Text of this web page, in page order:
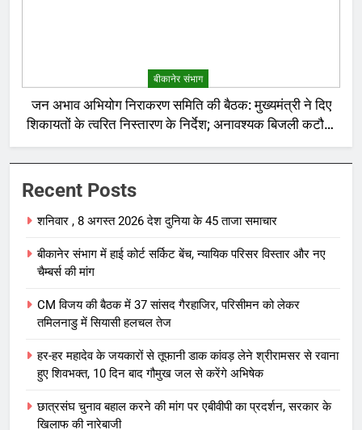
बीकानेर संभाग
जन अभाव अभियोग निराकरण समिति की बैठक: मुख्यमंत्री ने दिए
शिकायतों के त्वरित निस्तारण के निर्देश; अनावश्यक बिजली कटौती
पर सख्त रुख
Recent Posts
शनिवार , 8 अगस्त 2026 देश दुनिया के 45 ताजा समाचार
बीकानेर संभाग में हाई कोर्ट सर्किट बेंच, न्यायिक परिसर विस्तार और नए
चैम्बर्स की मांग
CM विजय की बैठक में 37 सांसद गैरहाजिर, परिसीमन को लेकर
तमिलनाडु में सियासी हलचल तेज
हर-हर महादेव के जयकारों से तूफानी डाक कांवड़ लेने श्रीरामसर से रवाना
हुए शिवभक्त, 10 दिन बाद गौमुख जल से करेंगे अभिषेक
छात्रसंघ चुनाव बहाल करने की मांग पर एबीवीपी का प्रदर्शन, सरकार के
खिलाफ की नारेबाजी